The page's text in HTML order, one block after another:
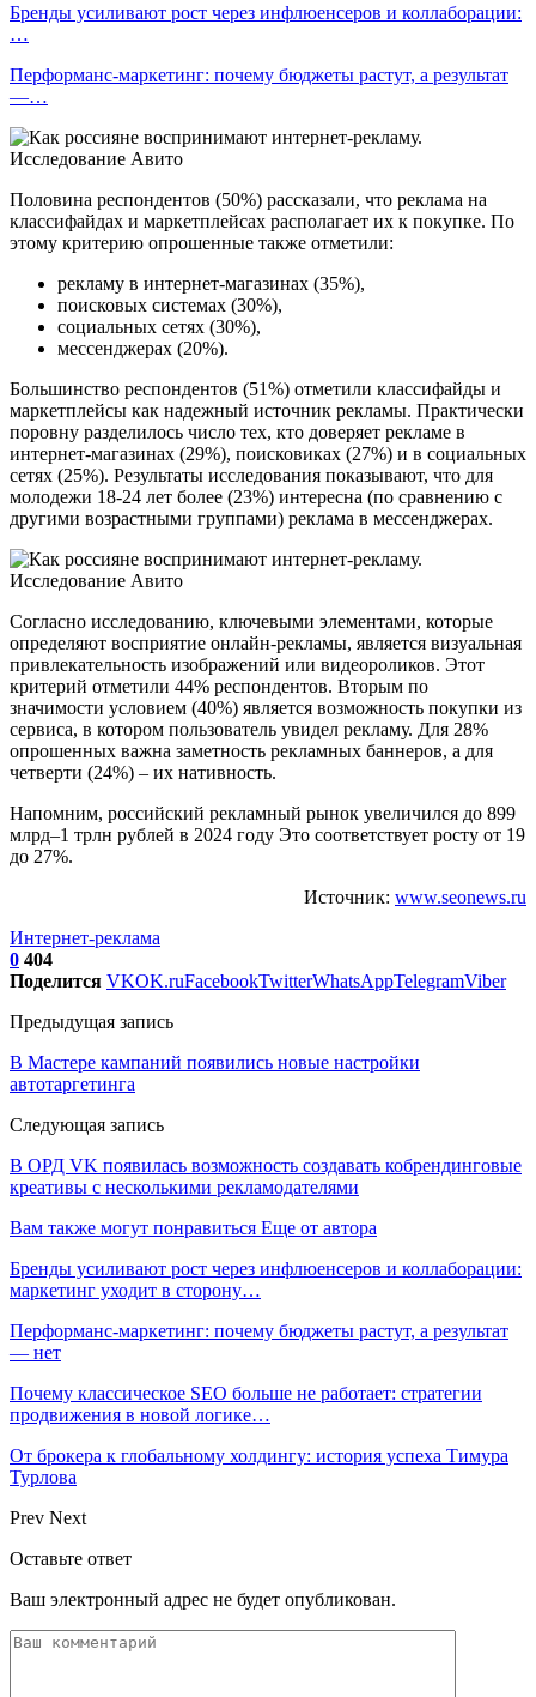
Бренды усиливают рост через инфлюенсеров и коллаборации:
…
Перформанс-маркетинг: почему бюджеты растут, а результат
—…
Половина респондентов (50%) рассказали, что реклама на
классифайдах и маркетплейсах располагает их к покупке. По
этому критерию опрошенные также отметили:
рекламу в интернет-магазинах (35%),
поисковых системах (30%),
социальных сетях (30%),
мессенджерах (20%).
Большинство респондентов (51%) отметили классифайды и
маркетплейсы как надежный источник рекламы. Практически
поровну разделилось число тех, кто доверяет рекламе в
интернет-магазинах (29%), поисковиках (27%) и в социальных
сетях (25%). Результаты исследования показывают, что для
молодежи 18-24 лет более (23%) интересна (по сравнению с
другими возрастными группами) реклама в мессенджерах.
Согласно исследованию, ключевыми элементами, которые
определяют восприятие онлайн-рекламы, является визуальная
привлекательность изображений или видеороликов. Этот
критерий отметили 44% респондентов. Вторым по
значимости условием (40%) является возможность покупки из
сервиса, в котором пользователь увидел рекламу. Для 28%
опрошенных важна заметность рекламных баннеров, а для
четверти (24%) – их нативность.
Напомним, российский рекламный рынок увеличился до 899
млрд–1 трлн рублей в 2024 году Это соответствует росту от 19
до 27%.
Источник: www.seonews.ru
Интернет-реклама
0 404
Поделится VKOK.ruFacebookTwitterWhatsAppTelegramViber
Предыдущая запись
В Мастере кампаний появились новые настройки
автотаргетинга
Следующая запись
В ОРД VK появилась возможность создавать кобрендинговые
креативы с несколькими рекламодателями
Вам также могут понравиться Еще от автора
Бренды усиливают рост через инфлюенсеров и коллаборации:
маркетинг уходит в сторону…
Перформанс-маркетинг: почему бюджеты растут, а результат
— нет
Почему классическое SEO больше не работает: стратегии
продвижения в новой логике…
От брокера к глобальному холдингу: история успеха Тимура
Турлова
Prev Next
Оставьте ответ
Ваш электронный адрес не будет опубликован.